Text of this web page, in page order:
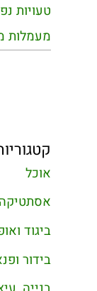
טעויות
מעמלות
אוכל
אסתטיקה
ביגוד
בידור